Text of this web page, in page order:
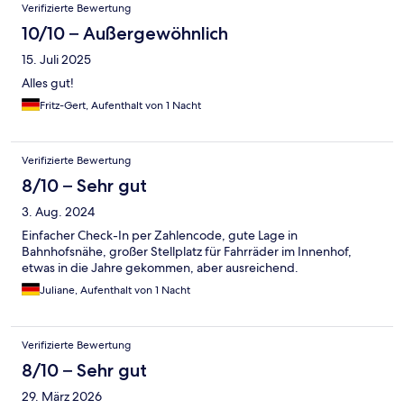
Verifizierte Bewertung
10/10 – Außergewöhnlich
15. Juli 2025
Alles gut!
Fritz-Gert, Aufenthalt von 1 Nacht
Verifizierte Bewertung
8/10 – Sehr gut
3. Aug. 2024
Einfacher Check-In per Zahlencode, gute Lage in
Bahnhofsnähe, großer Stellplatz für Fahrräder im Innenhof,
etwas in die Jahre gekommen, aber ausreichend.
Juliane, Aufenthalt von 1 Nacht
Verifizierte Bewertung
8/10 – Sehr gut
29. März 2026